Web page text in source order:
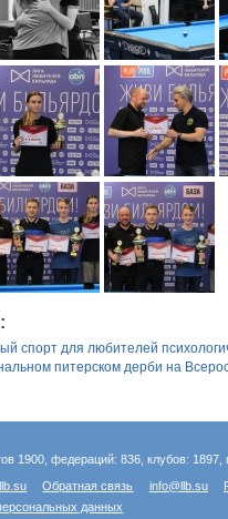
спорт для любителей
питерском дерби на
1900, федераций: 836, клубов:
Обратная связь info@llb.su
данных